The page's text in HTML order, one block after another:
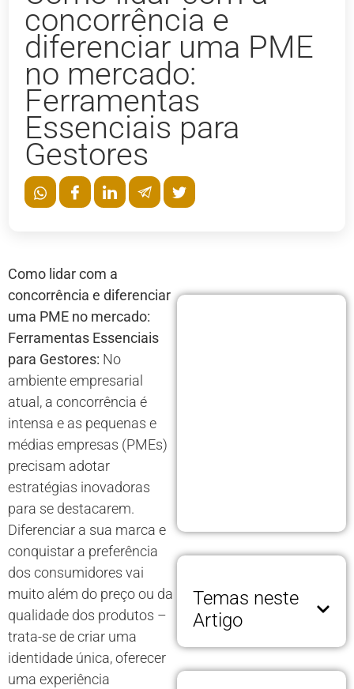
concorrência e
diferenciar uma PME
no mercado:
Ferramentas
Essenciais para
Gestores
Como lidar com a
concorrência e diferenciar
uma PME no mercado:
Ferramentas Essenciais
para Gestores: No
ambiente empresarial
atual, a concorrência é
intensa e as pequenas e
médias empresas (PMEs)
precisam adotar
estratégias inovadoras
para se destacarem.
Diferenciar a sua marca e
conquistar a preferência
dos consumidores vai
muito além do preço ou da
qualidade dos produtos –
trata-se de criar uma
identidade única, oferecer
uma experiência
Temas neste
Artigo